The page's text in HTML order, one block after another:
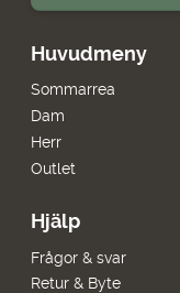
Huvudmeny
Sommarrea
Dam
Herr
Outlet
Hjälp
Frågor & svar
Retur & Byte